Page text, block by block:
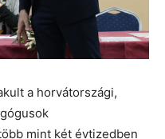
a horvátországi,
mint két évtizedben